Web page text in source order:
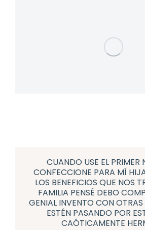
CUANDO USE EL PRIMER
CONFECCIONE PARA MÍ
LOS BENEFICIOS QUE NOS
FAMILIA PENSÉ DEBO
GENIAL INVENTO CON
ESTÉN PASANDO POR
CAÓTICAMENTE